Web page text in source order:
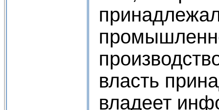
власть
владеет